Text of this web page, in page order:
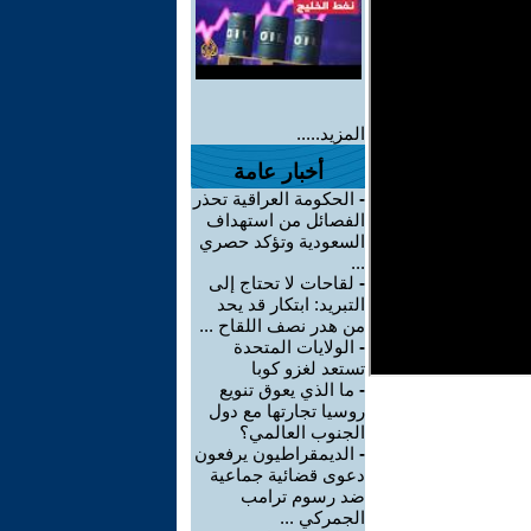
المزيد.....
أخبار عامة
- الحكومة العراقية تحذر
الفصائل من استهداف
السعودية وتؤكد حصري
...
- لقاحات لا تحتاج إلى
التبريد: ابتكار قد يحد
من هدر نصف اللقاح ...
- الولايات المتحدة
تستعد لغزو كوبا
- ما الذي يعوق تنويع
روسيا تجارتها مع دول
الجنوب العالمي؟
- الديمقراطيون يرفعون
دعوى قضائية جماعية
ضد رسوم ترامب
الجمركي ...